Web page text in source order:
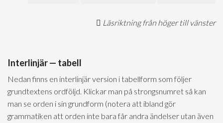
Läsriktning från höger till vänster
Interlinjär — tabell
Nedan finns en interlinjär version i tabellform som följer
grundtextens ordföljd. Klickar man på strongsnumret så kan
man se orden i sin grundform (notera att ibland gör
grammatiken att orden inte bara får andra ändelser utan även